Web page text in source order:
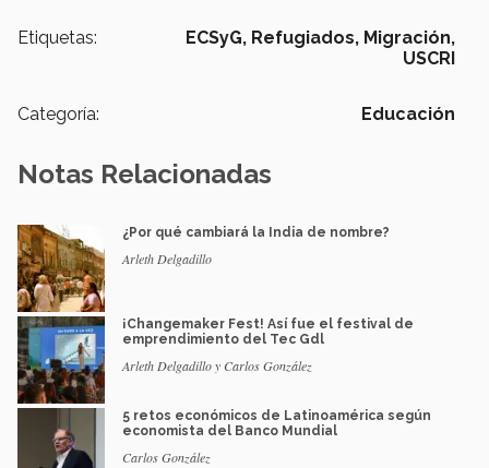
Etiquetas: ECSyG, Refugiados, Migración,
USCRI
Categoría: Educación
Notas Relacionadas
¿Por qué cambiará la India de nombre?
Arleth Delgadillo
¡Changemaker Fest! Así fue el festival de
emprendimiento del Tec Gdl
Arleth Delgadillo y Carlos González
5 retos económicos de Latinoamérica según
economista del Banco Mundial
Carlos González